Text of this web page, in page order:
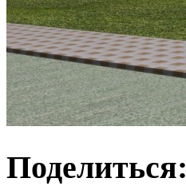
Поделиться: